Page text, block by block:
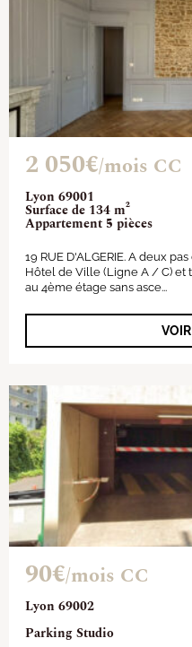
Lyon 69001
Surface de 134 m²
Appartement 5 pièces
2 050€/mois CC
19 RUE D'ALGERIE. A deux
Hôtel de Ville (Ligne A / C) et
au 4ème étage sans asce...
Lyon 69002
Parking Studio
90€/mois CC